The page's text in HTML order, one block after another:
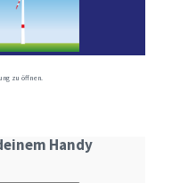
zu öffnen.
Handy